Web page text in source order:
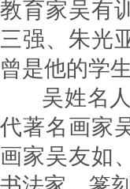
教育家吴有
三强、朱光
曾是他
吴姓名人
代著名画家
画家吴友如